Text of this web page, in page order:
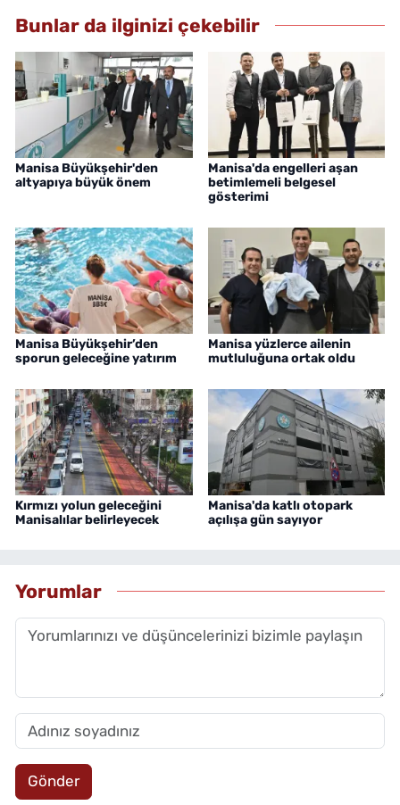
Bunlar da ilginizi çekebilir
Manisa Büyükşehir'den
altyapıya büyük önem
Manisa'da engelleri aşan
betimlemeli belgesel
gösterimi
Manisa Büyükşehir’den
sporun geleceğine yatırım
Manisa yüzlerce ailenin
mutluluğuna ortak oldu
Kırmızı yolun geleceğini
Manisalılar belirleyecek
Manisa'da katlı otopark
açılışa gün sayıyor
Yorumlar
Gönder